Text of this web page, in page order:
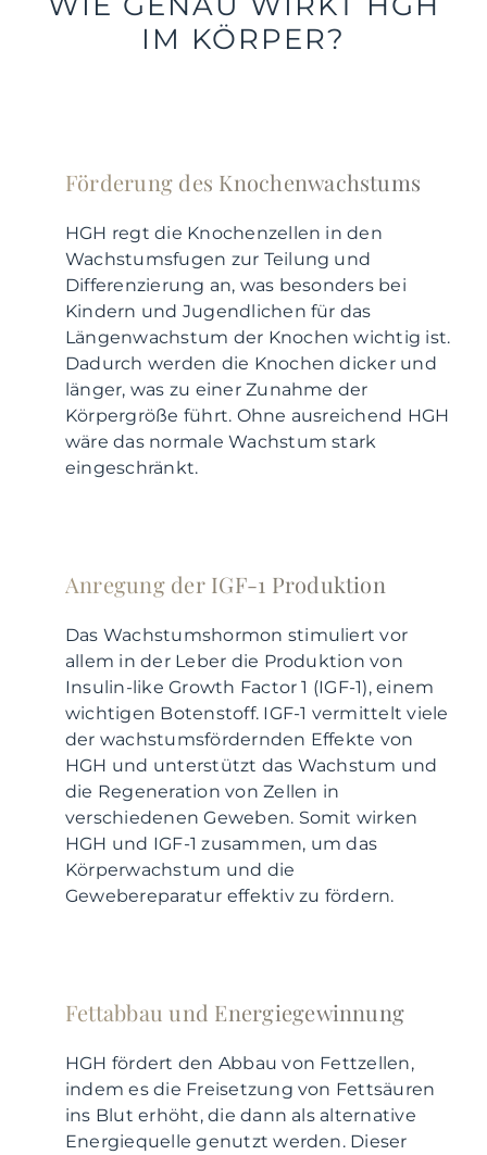
IM KÖRPER?
Förderung des Knochenwachstums
HGH regt die Knochenzellen in den
Wachstumsfugen zur Teilung und
Differenzierung an, was besonders bei
Kindern und Jugendlichen für das
Längenwachstum der Knochen wichtig ist.
Dadurch werden die Knochen dicker und
länger, was zu einer Zunahme der
Körpergröße führt. Ohne ausreichend HGH
wäre das normale Wachstum stark
eingeschränkt.
Anregung der IGF-1 Produktion
Das Wachstumshormon stimuliert vor
allem in der Leber die Produktion von
Insulin-like Growth Factor 1 (IGF-1), einem
wichtigen Botenstoff. IGF-1 vermittelt viele
der wachstumsfördernden Effekte von
HGH und unterstützt das Wachstum und
die Regeneration von Zellen in
verschiedenen Geweben. Somit wirken
HGH und IGF-1 zusammen, um das
Körperwachstum und die
Gewebereparatur effektiv zu fördern.
Fettabbau und Energiegewinnung
HGH fördert den Abbau von Fettzellen,
indem es die Freisetzung von Fettsäuren
ins Blut erhöht, die dann als alternative
Energiequelle genutzt werden. Dieser